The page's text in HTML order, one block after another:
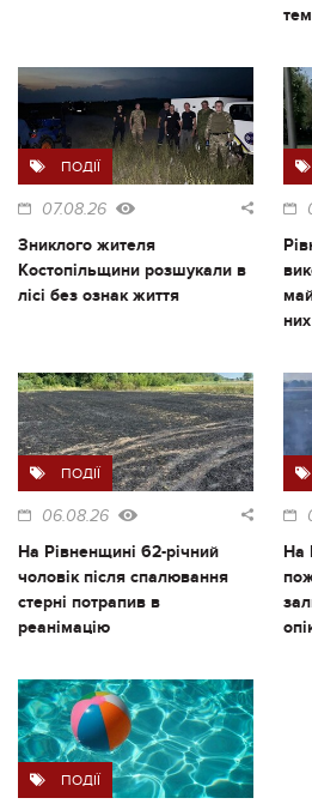
ПОДІЇ
07.08.26
Зниклого жителя
Костопільщини розшукали в
лісі без ознак життя
них
ПОДІЇ
06.08.26
На Рівненщині 62-річний
чоловік після спалювання
стерні потрапив в
реанімацію
На
ПОДІЇ